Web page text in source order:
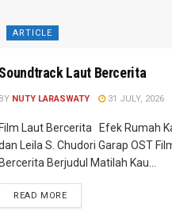
ARTICLE
Soundtrack Laut Bercerita
BY NUTY LARASWATY 31 JULY, 2026
Film Laut Bercerita Efek Rumah
Leila S. Chudori Garap OST
Bercerita Berjudul Matilah Kau...
READ MORE